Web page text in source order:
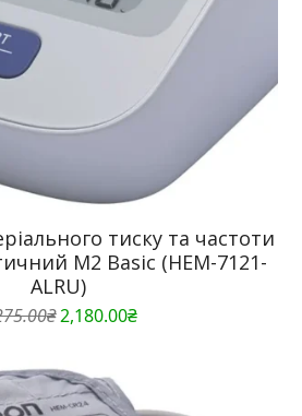
тиску та частоти
M2 Basic (HEM-7121-
ALRU)
₴ Оригінальна
2,180.00₴Поточна